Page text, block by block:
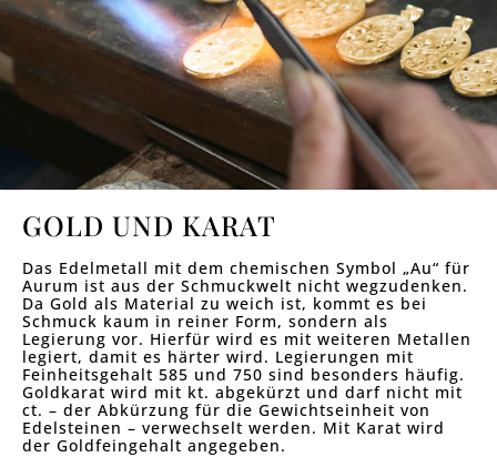
GOLD UND KARAT
Das Edelmetall mit dem chemischen Symbol „Au“ für
Aurum ist aus der Schmuckwelt nicht wegzudenken.
Da Gold als Material zu weich ist, kommt es bei
Schmuck kaum in reiner Form, sondern als
Legierung vor. Hierfür wird es mit weiteren Metallen
legiert, damit es härter wird. Legierungen mit
Feinheitsgehalt 585 und 750 sind besonders häufig.
Goldkarat wird mit kt. abgekürzt und darf nicht mit
ct. – der Abkürzung für die Gewichtseinheit von
Edelsteinen – verwechselt werden. Mit Karat wird
der Goldfeingehalt angegeben.